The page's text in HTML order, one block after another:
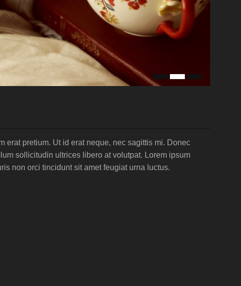
erat pretium. Ut id erat neque, nec sagittis mi. Donec
sollicitudin ultrices libero at volutpat. Lorem ipsum
non orci tincidunt sit amet feugiat urna luctus.